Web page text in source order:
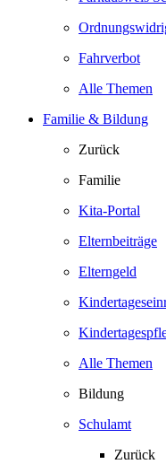
Fahrverbot
Alle Themen
Familie & Bildung
Zurück
Familie
Kita-Portal
Elternbeiträge
Elterngeld
Alle Themen
Bildung
Schulamt
Zurück